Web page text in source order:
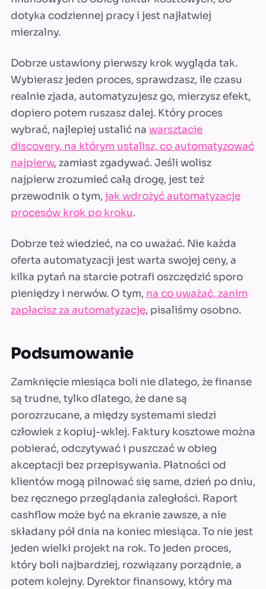
dotyka codziennej pracy i jest najłatwiej
mierzalny.
Dobrze ustawiony pierwszy krok wygląda tak.
Wybierasz jeden proces, sprawdzasz, ile czasu
realnie zjada, automatyzujesz go, mierzysz efekt,
dopiero potem ruszasz dalej. Który proces
wybrać, najlepiej ustalić na warsztacie
discovery, na którym ustalisz, co automatyzować
najpierw, zamiast zgadywać. Jeśli wolisz
najpierw zrozumieć całą drogę, jest też
przewodnik o tym,jak wdrożyć automatyzację
procesów krok po kroku.
Dobrze też wiedzieć, na co uważać. Nie każda
oferta automatyzacji jest warta swojej ceny, a
kilka pytań na starcie potrafi oszczędzić sporo
pieniędzy i nerwów. O tym, na co uważać, zanim
zapłacisz za automatyzację, pisaliśmy osobno.
Podsumowanie
Zamknięcie miesiąca boli nie dlatego, że finanse
są trudne, tylko dlatego, że dane są
porozrzucane, a między systemami siedzi
człowiek z kopiuj-wklej. Faktury kosztowe można
pobierać, odczytywać i puszczać w obieg
akceptacji bez przepisywania. Płatności od
klientów mogą pilnować się same, dzień po dniu,
bez ręcznego przeglądania zaległości. Raport
cashflow może być na ekranie zawsze, a nie
składany pół dnia na koniec miesiąca. To nie jest
jeden wielki projekt na rok. To jeden proces,
który boli najbardziej, rozwiązany porządnie, a
potem kolejny. Dyrektor finansowy, który ma